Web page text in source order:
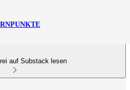
auf Substack lesen